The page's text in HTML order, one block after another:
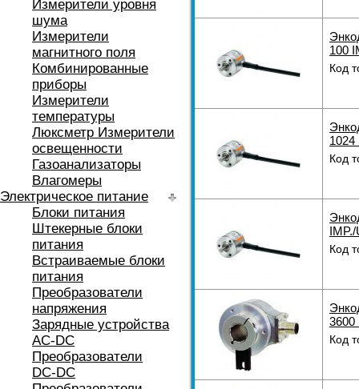
Измерители уровня
шума
Измерители
магнитного поля
Комбинированные
приборы
Измерители
температуры
Люксметр Измерители
освещенности
Газоанализаторы
Влагомеры
Электрическое питание
Блоки питания
Штекерные блоки
питания
Встраиваемые блоки
питания
Преобразователи
напряжения
Зарядные устройства
AC-DC
Преобразователи
DC-DC
100
Код
1024
Код
Код
3600
Код